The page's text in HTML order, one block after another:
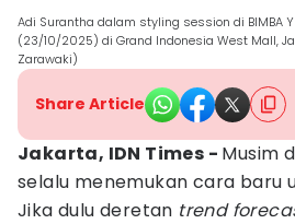
Adi Surantha dalam styling session di BIMBA Y
(23/10/2025) di Grand Indonesia West Mall,
Zarawaki)
Share Article
Jakarta, IDN Times - Musim
selalu menemukan cara baru
Jika dulu deretan trend